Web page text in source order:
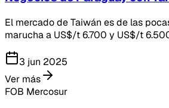
El mercado de Taiwán es de las
marucha a US$/t 6.700 y US$/t
3 jun 2025
Ver más
FOB Mercosur